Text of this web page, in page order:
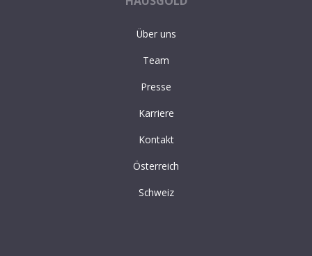
Über uns
Team
Presse
Karriere
Kontakt
Österreich
Schweiz